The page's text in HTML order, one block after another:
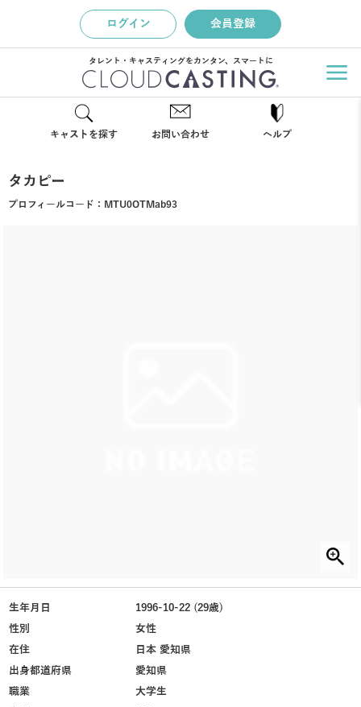
ログイン 会員登録
タレント・キャスティングをカンタン、スマートに
キャストを探す お問い合わせ ヘルプ
タカピー
プロフィールコード： MTU0OTMab93
生年月日
1996-10-22 (29歳)
性別
女性
在住
日本 愛知県
出身都道府県
愛知県
職業
大学生